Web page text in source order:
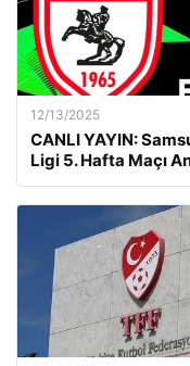
12/13/2025
CANLI YAYIN:
Ligi 5. Hafta Maçı